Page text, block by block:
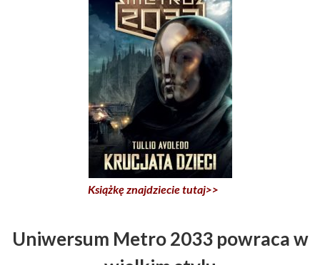
Książkę znajdziecie tutaj>>
Uniwersum Metro 2033 powraca w